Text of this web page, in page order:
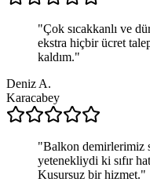
"Çok sıcakkanlı ve
ekstra hiçbir ücret
kaldım."
Deniz A.
Karacabey
"Balkon demirlerimiz
yetenekliydi ki sıfır
Kusursuz bir hizmet."